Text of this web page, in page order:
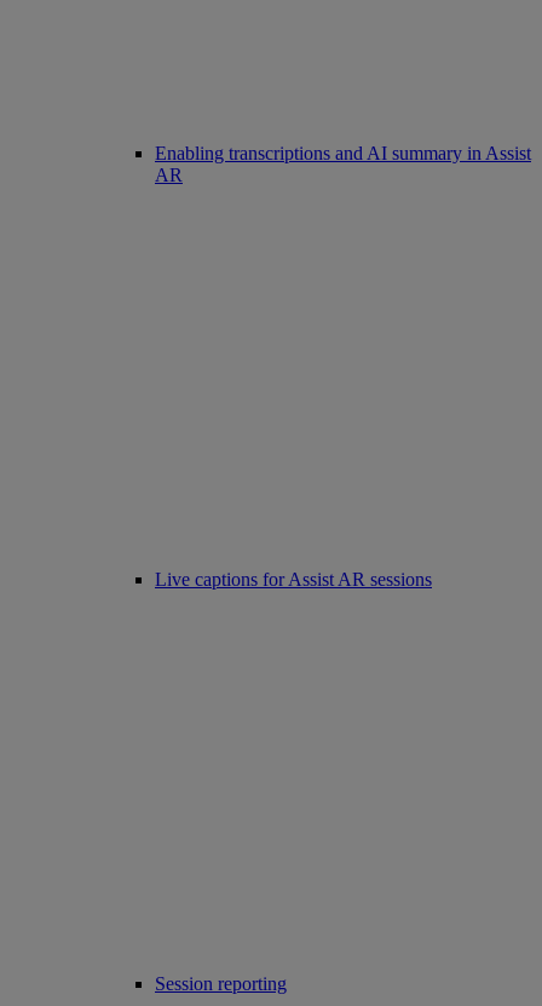
Enabling transcriptions and AI summary in Assist
AR
Live captions for Assist AR sessions
Session reporting